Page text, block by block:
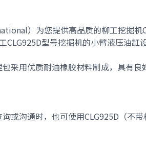
）为您提供高品质的柳工挖掘机
CLG925D型号挖掘机的小臂液压油缸
包采用优质耐油橡胶材料制成，具有
询或沟通时，也可使用CLG925D （不